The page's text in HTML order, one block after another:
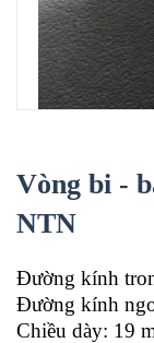
Vòng bi -
NTN
Đường kính
Đường kính
Chiều dày: 19